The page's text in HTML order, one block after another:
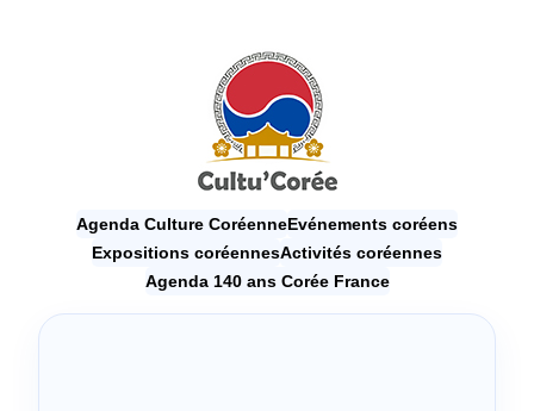
Agenda Culture CoréenneEvénements coréens
Expositions coréennesActivités coréennes
Agenda 140 ans Corée France